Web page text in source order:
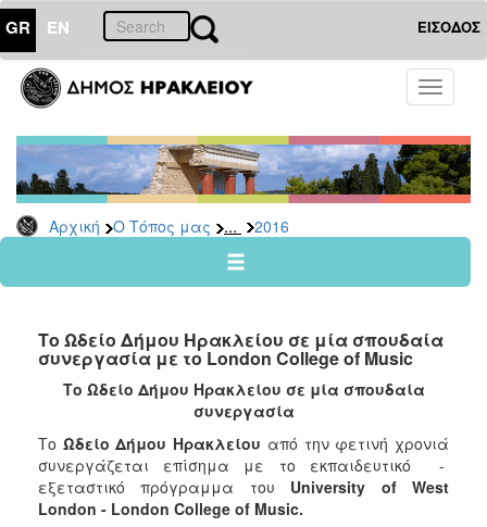
GR EN ΕΙΣΟΔΟΣ
Toggle
Αρχική Ο Τόπος μας ... 2016
ΤΟΠΟΣ
ΜΑΣ
Ανακοινώσεις
Αρχείο
2026
2024
2022
2021
2019
2018
2017
Το Ωδείο Δήμου Ηρακλείου σε μία σπουδαία
συνεργασία με το London College of Music
Το Ωδείο Δήμου Ηρακλείου σε μία σπουδαία
συνεργασία
Το Ωδείο Δήμου Ηρακλείου από την φετινή χρονιά
συνεργάζεται επίσημα με το εκπαιδευτικό -
εξεταστικό πρόγραμμα του University of
West
London - London College of Music.